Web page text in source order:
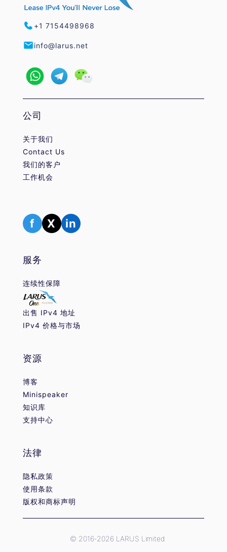
+1 7154498968
info@larus.net
公司
关于我们
Contact Us
我们的客户
工作机会
f X in
服务
连续性保障
出售 IPv4 地址
IPv4 价格与市场
资源
博客
Minispeaker
知识库
支持中心
法律
隐私政策
使用条款
版权和商标声明
© 2016-2026 LARUS Limited